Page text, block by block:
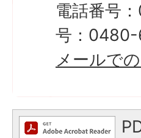
電話番号
号：
メールで